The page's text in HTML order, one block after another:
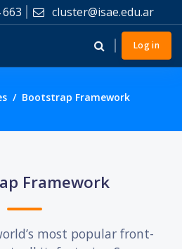
cluster@isae.edu.ar
Log in
Bootstrap Framework
Framework
most popular front-